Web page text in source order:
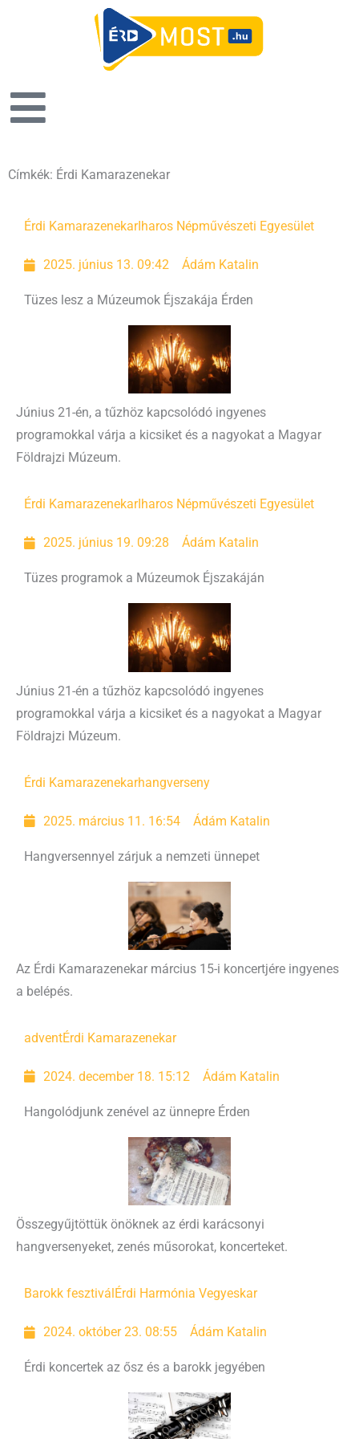
Címkék: Érdi Kamarazenekar
Érdi KamarazenekarIharos Népművészeti Egyesület
2025. június 13. 09:42 Ádám Katalin
Tüzes lesz a Múzeumok Éjszakája Érden
Június 21-én, a tűzhöz kapcsolódó ingyenes
programokkal várja a kicsiket és a nagyokat a Magyar
Földrajzi Múzeum.
Érdi KamarazenekarIharos Népművészeti Egyesület
2025. június 19. 09:28 Ádám Katalin
Tüzes programok a Múzeumok Éjszakáján
Június 21-én a tűzhöz kapcsolódó ingyenes
programokkal várja a kicsiket és a nagyokat a Magyar
Földrajzi Múzeum.
Érdi Kamarazenekarhangverseny
2025. március 11. 16:54 Ádám Katalin
Hangversennyel zárjuk a nemzeti ünnepet
Az Érdi Kamarazenekar március 15-i koncertjére ingyenes
a belépés.
adventÉrdi Kamarazenekar
2024. december 18. 15:12 Ádám Katalin
Hangolódjunk zenével az ünnepre Érden
Összegyűjtöttük önöknek az érdi karácsonyi
hangversenyeket, zenés műsorokat, koncerteket.
Barokk fesztivál Érdi Harmónia Vegyeskar
2024. október 23. 08:55 Ádám Katalin
Érdi koncertek az ősz és a barokk jegyében